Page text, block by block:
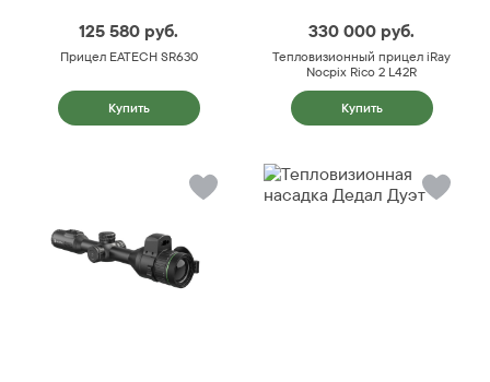
125 580 руб.
Прицел EATECH SR630
Купить
330 000 руб.
Тепловизионный прицел iRay
Nocpix Rico 2 L42R
Купить